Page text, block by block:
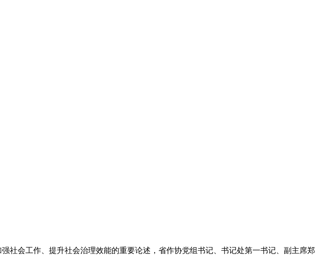
社会工作、提升社会治理效能的重要论述 ， 省作协党组书记、书记处第一书记、副主席郑